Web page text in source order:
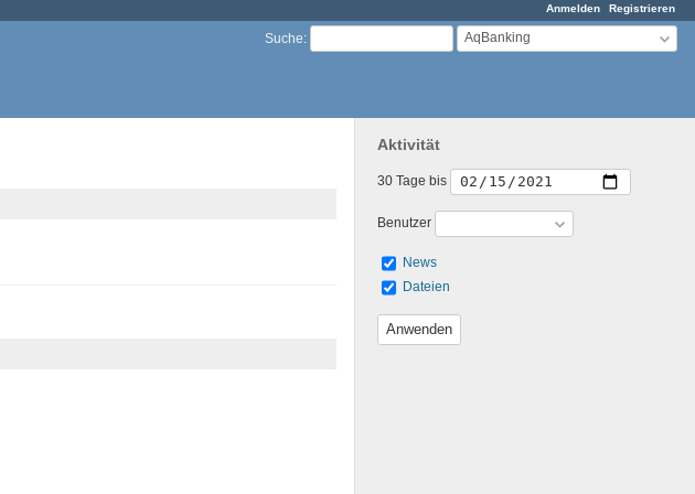
Anmelden Registrieren
Suche: AqBanking
Aktivität
30 Tage bis
Benutzer
News
Dateien